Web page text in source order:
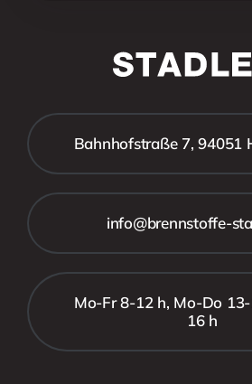
Bahnhofstraße 7, 94051
info@brennstoffe-
Mo-Fr 8-12 h, Mo-Do
16 h